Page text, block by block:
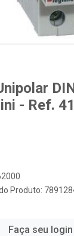
- Ref.
Produto:
Faça seu